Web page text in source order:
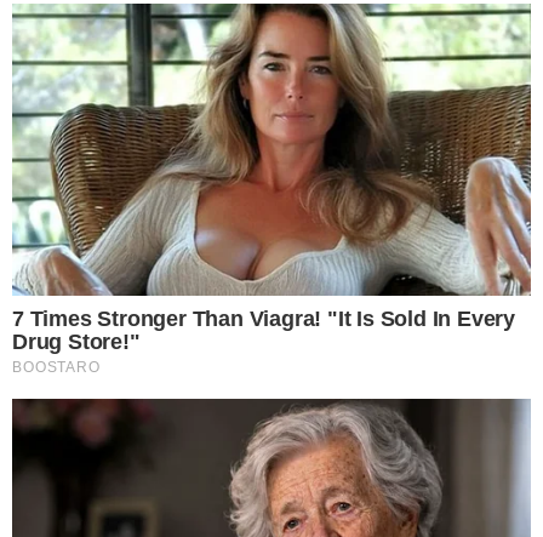
ดาย
8 น้ำย าล้างจานผสมน้ำร้อน